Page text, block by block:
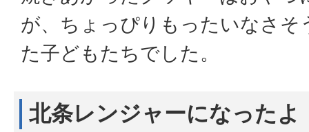
が、ちょっぴりもったいなさそ
た子どもたちでした。
北条レンジャーになったよ